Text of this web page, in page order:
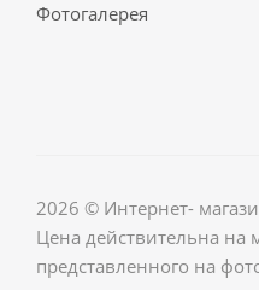
Фотогалерея
2026 © Интернет-
Цена действительна на
представленного на